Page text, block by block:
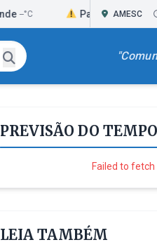
Passo de Torres --°C
AMESC
PREVISÃO DO TEMPO
Failed to fetch
LEIA TAMBÉM